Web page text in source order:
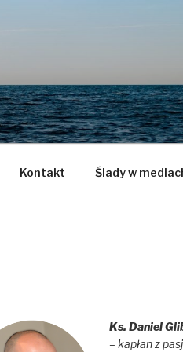
Kontakt Ślady w
Ks. Daniel
– kapłan z